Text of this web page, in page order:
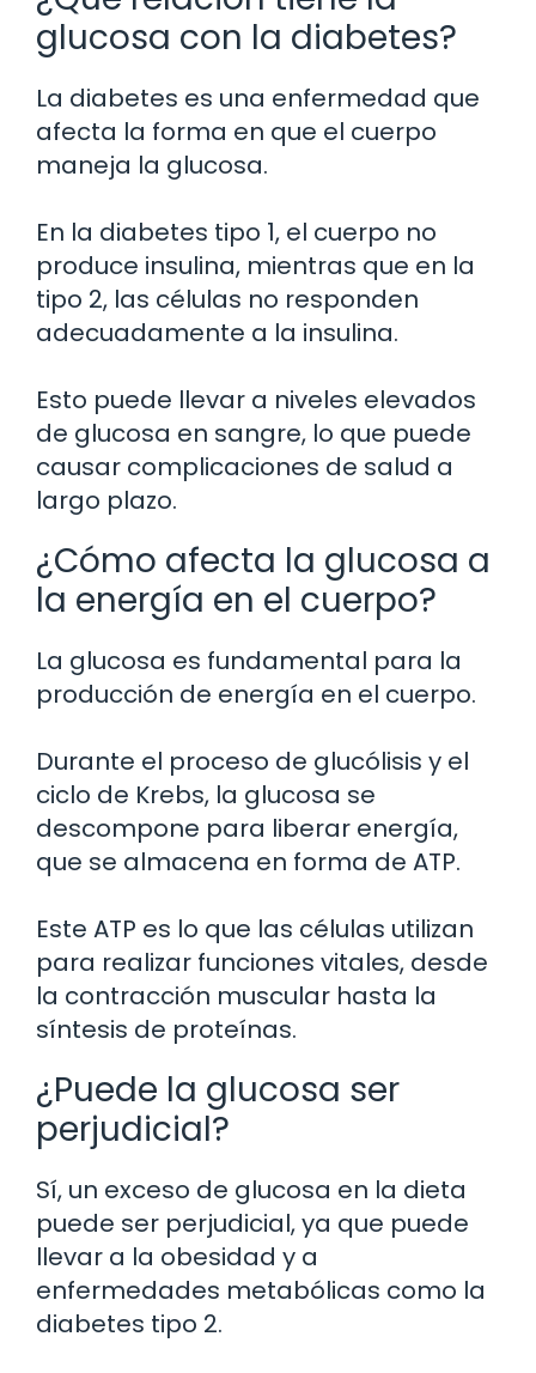
glucosa con la diabetes?
La diabetes es una enfermedad que
afecta la forma en que el cuerpo
maneja la glucosa.
En la diabetes tipo 1, el cuerpo no
produce insulina, mientras que en la
tipo 2, las células no responden
adecuadamente a la insulina.
Esto puede llevar a niveles elevados
de glucosa en sangre, lo que puede
causar complicaciones de salud a
largo plazo.
¿Cómo afecta la glucosa a
la energía en el cuerpo?
La glucosa es fundamental para la
producción de energía en el cuerpo.
Durante el proceso de glucólisis y el
ciclo de Krebs, la glucosa se
descompone para liberar energía,
que se almacena en forma de ATP.
Este ATP es lo que las células utilizan
para realizar funciones vitales, desde
la contracción muscular hasta la
síntesis de proteínas.
¿Puede la glucosa ser
perjudicial?
Sí, un exceso de glucosa en la dieta
puede ser perjudicial, ya que puede
llevar a la obesidad y a
enfermedades metabólicas como la
diabetes tipo 2.